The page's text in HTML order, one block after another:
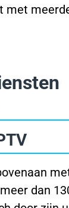
met
dan